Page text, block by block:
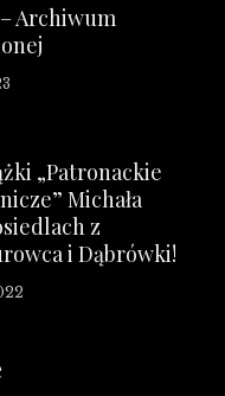
Archiwum
„Patronackie
Michała
z
i Dąbrówki!